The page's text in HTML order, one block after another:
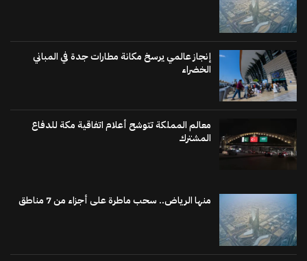
إنجاز عالمي يرسخ مكانة مطارات جدة في المباني
الخضراء
معالم المملكة تتوشح أعلام اتفاقية مكة للدفاع
المشترك
منها الرياض.. سحب ماطرة على أجزاء من 7 مناطق